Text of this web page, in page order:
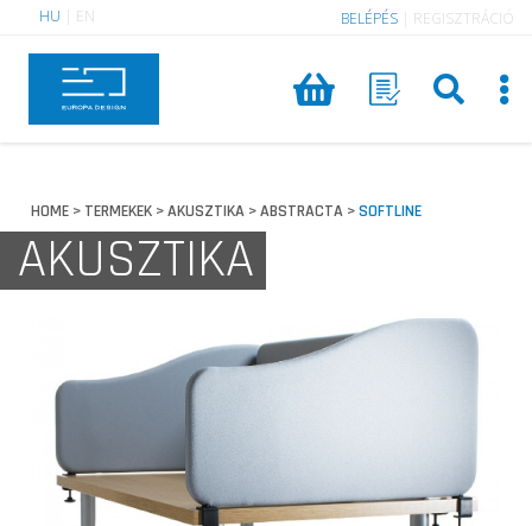
HU EN BELÉPÉS REGISZTRÁCIÓ
HOME > TERMEKEK >AKUSZTIKA >ABSTRACTA >SOFTLINE
AKUSZTIKA